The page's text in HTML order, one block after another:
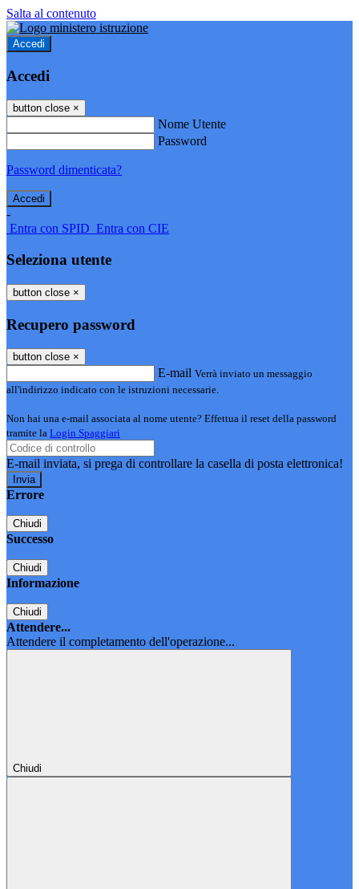
Salta al contenuto
Accedi
Accedi
button close ×
Nome Utente
Password
Password dimenticata?
-
Entra con SPID Entra con CIE
Seleziona utente
button close ×
Recupero password
button close ×
E-mail Verrà inviato un messaggio
all'indirizzo indicato con le istruzioni necessarie.
Non hai una e-mail associata al nome utente? Effettua il reset della password
tramite la Login Spaggiari
E-mail inviata, si prega di controllare la casella di posta elettronica!
Errore
Chiudi
Successo
Chiudi
Informazione
Chiudi
Attendere...
Attendere il completamento dell'operazione...
Chiudi